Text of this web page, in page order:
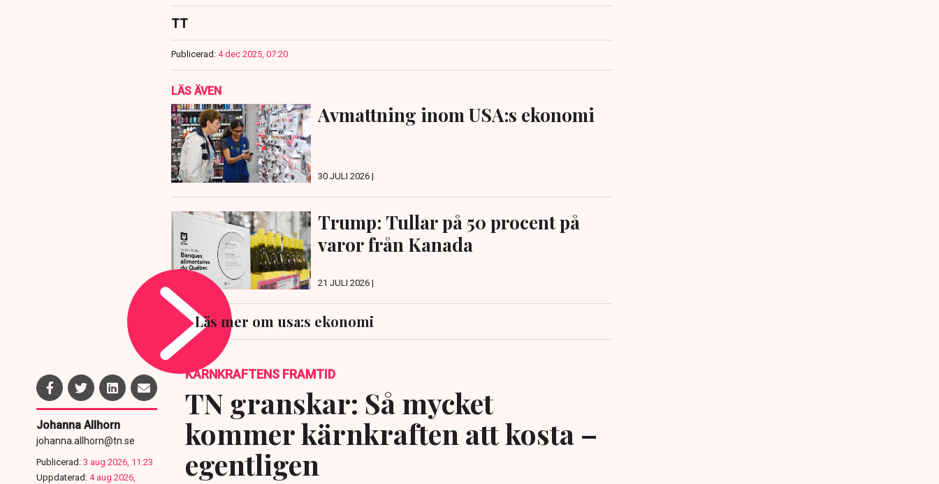
TT
Publicerad: 4 dec 2025, 07:20
LÄS ÄVEN
Avmattning inom USA:s ekonomi
30 JULI 2026 |
Trump: Tullar på 50 procent på
varor från Kanada
21 JULI 2026 |
Läs mer om usa:s ekonomi
Johanna Allhorn
johanna.allhorn@tn.se
Publicerad: 3 aug 2026, 11:23
Uppdaterad: 4 aug 2026,
KÄRNKRAFTENS FRAMTID
TN granskar: Så mycket
kommer kärnkraften att kosta –
egentligen